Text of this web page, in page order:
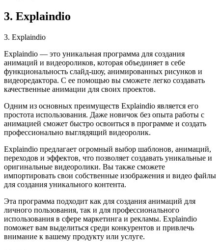
3. Explaindio
3. Explaindio
Explaindio — это уникальная программа для создания
анимаций и видеороликов, которая объединяет в себе
функциональность слайд-шоу, анимированных рисунков и
видеоредактора. С ее помощью вы сможете легко создавать
качественные анимации для своих проектов.
Одним из основных преимуществ Explaindio является его
простота использования. Даже новичок без опыта работы с
анимацией сможет быстро освоиться в программе и создать
профессионально выглядящий видеоролик.
Explaindio предлагает огромный выбор шаблонов, анимаций,
переходов и эффектов, что позволяет создавать уникальные и
оригинальные видеоролики. Вы также сможете
импортировать свои собственные изображения и видео файлы
для создания уникального контента.
Эта программа подходит как для создания анимаций для
личного пользования, так и для профессионального
использования в сфере маркетинга и рекламы. Explaindio
поможет вам выделиться среди конкурентов и привлечь
внимание к вашему продукту или услуге.